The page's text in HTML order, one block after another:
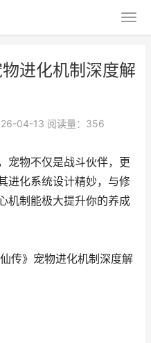
进化机制深度解
04-13 阅读量：356
宠物不仅是战斗伙伴，更
进化系统设计精妙，与修
机制能极大提升你的养成
传》宠物进化机制深度解